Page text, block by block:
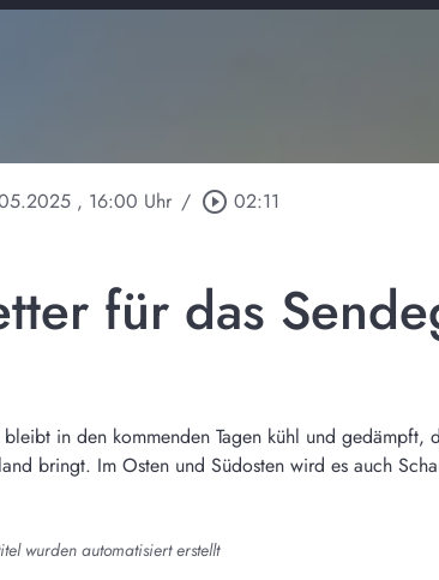
, 16:00 Uhr / play_circle_outline 02:11
für das
in den kommenden Tagen kühl und
bringt. Im Osten und Südosten wird es auch
wurden automatisiert erstellt